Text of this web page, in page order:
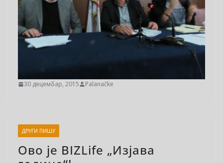
30 децембар, 2015 Palanačke
ДРУГИ ПИШУ
Ово је BIZLife „Изјава